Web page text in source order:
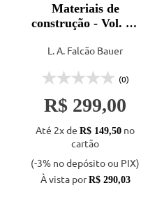
Materiais de
construção - Vol. 1 -
L. A. Falcão Bauer
(0)
R$ 299,00
Até 2x de R$ 149,50 no
cartão
(-3% no depósito ou PIX)
À vista porR$ 290,03